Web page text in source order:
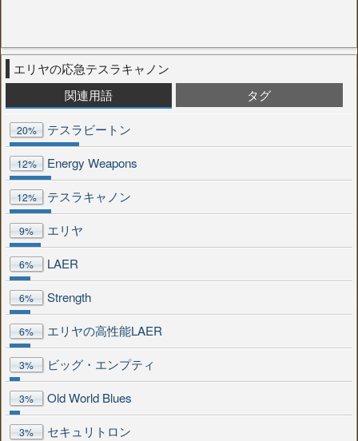
エリヤの応急テスラキャノン
関連用語
タグ
20% テスラビートン
12% Energy Weapons
12% テスラキャノン
9% エリヤ
6% LAER
6% Strength
6% エリヤの高性能LAER
3% ビッグ・エンプティ
3% Old World Blues
3% セキュリトロン